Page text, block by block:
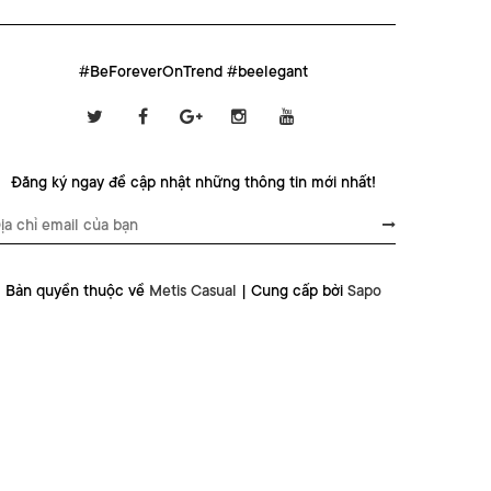
#BeForeverOnTrend #beelegant
Đăng ký ngay để cập nhật những thông tin mới nhất!
Bản quyền thuộc về Metis Casual | Cung cấp bởi Sapo